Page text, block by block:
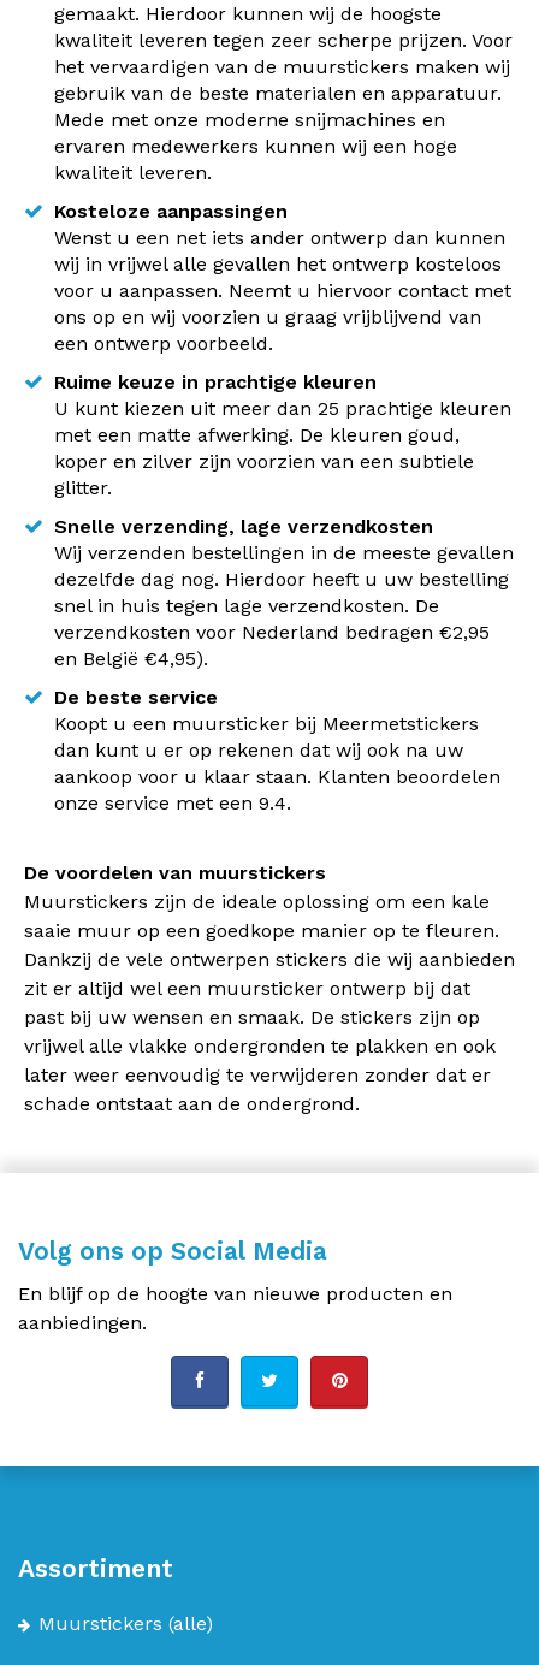
gemaakt. Hierdoor kunnen wij de hoogste
kwaliteit leveren tegen zeer scherpe prijzen. Voor
het vervaardigen van de muurstickers maken wij
gebruik van de beste materialen en apparatuur.
Mede met onze moderne snijmachines en
ervaren medewerkers kunnen wij een hoge
kwaliteit leveren.
Kosteloze aanpassingen
Wenst u een net iets ander ontwerp dan kunnen
wij in vrijwel alle gevallen het ontwerp kosteloos
voor u aanpassen. Neemt u hiervoor contact met
ons op en wij voorzien u graag vrijblijvend van
een ontwerp voorbeeld.
Ruime keuze in prachtige kleuren
U kunt kiezen uit meer dan 25 prachtige kleuren
met een matte afwerking. De kleuren goud,
koper en zilver zijn voorzien van een subtiele
glitter.
Snelle verzending, lage verzendkosten
Wij verzenden bestellingen in de meeste gevallen
dezelfde dag nog. Hierdoor heeft u uw bestelling
snel in huis tegen lage verzendkosten. De
verzendkosten voor Nederland bedragen €2,95
en België €4,95).
De beste service
Koopt u een muursticker bij Meermetstickers
dan kunt u er op rekenen dat wij ook na uw
aankoop voor u klaar staan. Klanten beoordelen
onze service met een 9.4.
De voordelen van muurstickers
Muurstickers zijn de ideale oplossing om een kale
saaie muur op een goedkope manier op te fleuren.
Dankzij de vele ontwerpen stickers die wij aanbieden
zit er altijd wel een muursticker ontwerp bij dat
past bij uw wensen en smaak. De stickers zijn op
vrijwel alle vlakke ondergronden te plakken en ook
later weer eenvoudig te verwijderen zonder dat er
schade ontstaat aan de ondergrond.
Volg ons op Social Media
En blijf op de hoogte van nieuwe producten en
aanbiedingen.
Assortiment
Muurstickers (alle)